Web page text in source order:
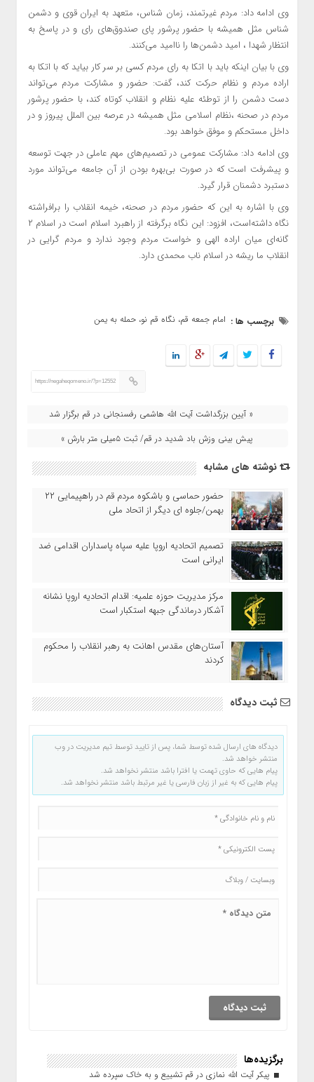
وی ادامه داد: مردم غیرتمند، زمان شناس، متعهد به ایران قوی و دشمن
شناس مثل همیشه با حضور پرشور پای صندوق‌های رای و در پاسخ به
انتظار شهدا ، امید دشمن‌ها را ناامید می‌کنند.
وی با بیان اینکه باید با اتکا به رای مردم کسی بر سر کار بیاید که با اتکا به
اراده مردم و نظام حرکت کند، گفت: حضور و مشارکت مردم می‌تواند
دست دشمن را از توطئه علیه نظام و انقلاب کوتاه کند، با حضور پرشور
مردم در صحنه ،نظام اسلامی مثل همیشه در عرصه بین الملل پیروز و در
داخل مستحکم و موفق خواهد بود.
وی ادامه داد: مشارکت عمومی در تصمیم‌های مهم عاملی در جهت توسعه
و پیشرفت است که در صورت بی‌بهره بودن از آن جامعه می‌تواند مورد
دستبرد دشمنان قرار گیرد.
وی با اشاره به این که حضور مردم در صحنه، خیمه انقلاب را برافراشته
نگاه داشته‌است، افزود: این نگاه برگرفته از راهبرد اسلام است در اسلام ۲
گانه‌ای میان اراده الهی و خواست مردم وجود ندارد و مردم گرایی در
انقلاب ما ریشه در اسلام ناب محمدی دارد.
برچسب ها : امام جمعه قم، نگاه قم نو، حمله به یمن
https://negaheqomeno.ir/?p=12552
« آیین بزرگداشت آیت الله هاشمی رفسنجانی در قم برگزار شد
پیش بینی وزش باد شدید در قم/ ثبت ۵میلی متر بارش »
نوشته های مشابه
حضور حماسی و باشکوه مردم قم در راهپیمایی ۲۲
بهمن/جلوه ای دیگر از اتحاد ملی
تصمیم اتحادیه اروپا علیه سپاه پاسداران اقدامی ضد
ایرانی است
مرکز مدیریت حوزه علمیه: اقدام اتحادیه اروپا نشانه
آشکار درماندگی جبهه استکبار است
آستان‌های مقدس اهانت به رهبر انقلاب را محکوم
کردند
ثبت دیدگاه
دیدگاه های ارسال شده توسط شما، پس از تایید توسط تیم مدیریت در وب
منتشر خواهد شد.
پیام هایی که حاوی تهمت یا افترا باشد منتشر نخواهد شد.
پیام هایی که به غیر از زبان فارسی یا غیر مرتبط باشد منتشر نخواهد شد.
برگزیده‌ها
پیکر آیت الله نمازی در قم تشییع و به خاک سپرده شد